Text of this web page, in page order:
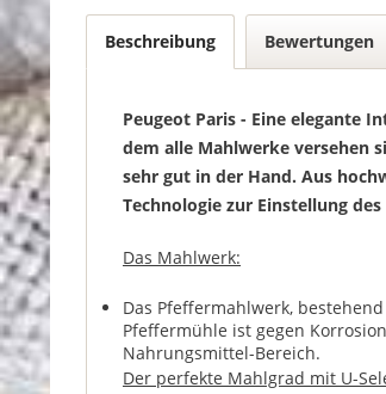
Beschreibung Bewertungen
Peugeot Paris - Eine elegante
dem alle Mahlwerke versehen
sehr gut in der Hand. Aus
Technologie zur Einstellung des
Das Mahlwerk:
Das Pfeffermahlwerk,
Pfeffermühle ist gegen
Nahrungsmittel-Bereich.
Der perfekte Mahlgrad mit U-